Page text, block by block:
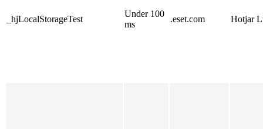
_hjLocalStorageTest
Under 100
ms
.eset.com Hotjar